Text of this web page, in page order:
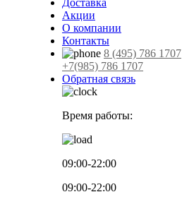
Акции
О компании
Контакты
8 (495) 786 1707
+7(985) 786 1707
Обратная связь
Время работы:
09:00-22:00
09:00-22:00